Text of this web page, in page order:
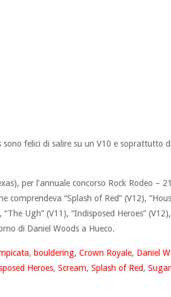
felici di salire su un V10 e soprattutto
per l’annuale concorso Rock Rodeo –
comprendeva “Splash of Red” (V12),
“The Ugh” (V11), “Indisposed Heroes”
di Daniel Woods a Hueco.
, bouldering, Crown Royale, Daniel
Heroes, Scream, Splash of Red,